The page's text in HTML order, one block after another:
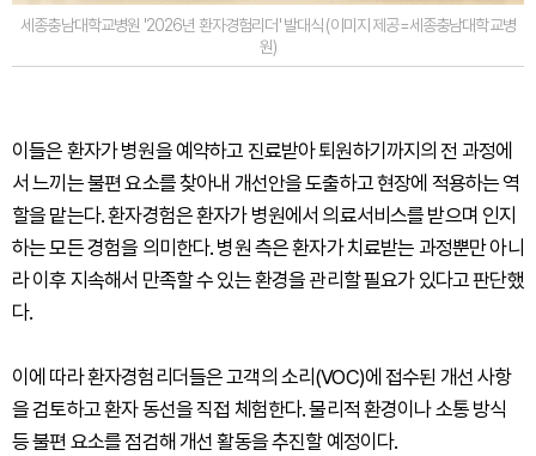
세종충남대학교병원 '2026년 환자경험리더' 발대식 (이미지 제공=세종충남대학교병
원)
이들은 환자가 병원을 예약하고 진료받아 퇴원하기까지의 전 과정에
서 느끼는 불편 요소를 찾아내 개선안을 도출하고 현장에 적용하는 역
할을 맡는다. 환자경험은 환자가 병원에서 의료서비스를 받으며 인지
하는 모든 경험을 의미한다. 병원 측은 환자가 치료받는 과정뿐만 아니
라 이후 지속해서 만족할 수 있는 환경을 관리할 필요가 있다고 판단했
다.
이에 따라 환자경험리더들은 고객의 소리(VOC)에 접수된 개선 사항
을 검토하고 환자 동선을 직접 체험한다. 물리적 환경이나 소통 방식
등 불편 요소를 점검해 개선 활동을 추진할 예정이다.